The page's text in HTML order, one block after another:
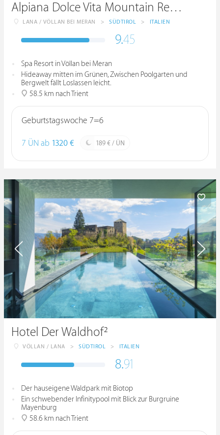
Alpiana Dolce Vita Mountain Resort & Spa
LANA / VÖLLAN BEI MERAN > SÜDTIROL > ITALIEN
9.45
Spa Resort in Völlan bei Meran
Hideaway mitten im Grünen, Zwischen Poolgarten und
Bergwelt fällt Loslassen leicht.
58.5 km nach Trient
Geburtstagswoche 7=6
7 ÜN ab 1320 € 189 € / ÜN
Hotel Der Waldhof²
VÖLLAN / LANA > SÜDTIROL > ITALIEN
8.91
Der hauseigene Waldpark mit Biotop
Ein schwebender Infinitypool mit Blick zur Burgruine
Mayenburg
58.6 km nach Trient